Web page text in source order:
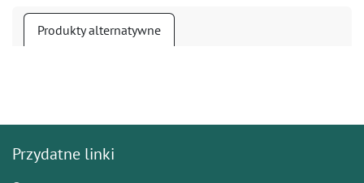
Produkty alternatywne
Przydatne linki